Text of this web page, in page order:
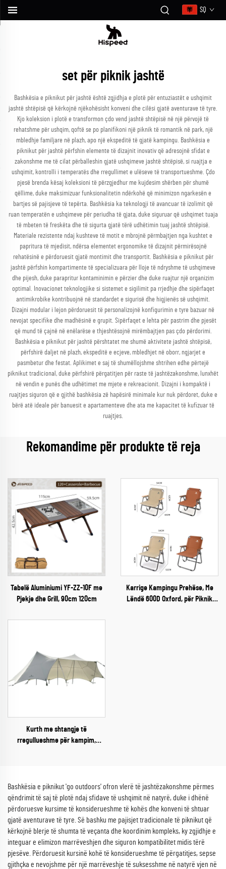
SQ
set për piknik jashtë
Bashkësia e piknikut për jashtë është zgjidhja e plotë për entuziastët e ushqimit
jashtë shtëpisë që kërkojnë njëkohësisht konveni dhe cilësi gjatë aventurave të tyre.
Kjo koleksion i plotë e transformon çdo vend jashtë shtëpisë në një përvojë të
rehatshme për ushqim, qoftë se po planifikoni një piknik të romantik në park, një
mbledhje familjare në plazh, apo një ekspeditë të gjatë kampingu. Bashkësia e
piknikut për jashtë përfshin elemente të dizajnit inovativ që adresojnë sfidat e
zakonshme me të cilat përballeshin gjatë ushqimeve jashtë shtëpisë, si ruajtja e
ushqimit, kontrolli i temperatës dhe rregullimet e ulëseve të transportueshme. Çdo
pjesë brenda kësaj koleksioni të përzgjedhur me kujdesim shërben për shumë
qëllime, duke maksimizuar funksionalitetin ndërkohë që minimizon ngarkesën e
bartjes së pajisjeve të tepërta. Bashkësia ka teknologji të avancuar të izolimit që
ruan temperatën e ushqimeve për periudha të gjata, duke siguruar që ushqimet tuaja
të mbeten të freskëta dhe të sigurta gjatë tërë udhëtimin tuaj jashtë shtëpisë.
Materiale rezistente ndaj kushteve të motit e mbrojnë përmbajtjen nga kushtet e
papritura të mjedisit, ndërsa elementet ergonomike të dizajnit përmirësojnë
rehatësinë e përdoruesit gjatë montimit dhe transportit. Bashkësia e piknikut për
jashtë përfshin kompartimente të specializuara për lloje të ndryshme të ushqimeve
dhe pijesh, duke parapritur kontaminimin e përzier dhe duke ruajtur një organizim
optimal. Inovacionet teknologjike si sistemet e sigilimit pa rrjedhje dhe sipërfaqet
antimikrobike kontribuojnë në standardet e sigurisë dhe higjienës së ushqimit.
Dizajni modular i lejon përdoruesit të personalizojnë konfigurimin e tyre bazuar në
nevojat specifike dhe madhësinë e grupit. Sipërfaqet e lehta për pastrim dhe pjesët
që mund të çajnë në enëlarëse e thjeshtësojnë mirëmbajtjen pas çdo përdorimi.
Bashkësia e piknikut për jashtë përshtatet me shumë aktivitete jashtë shtëpisë,
përfshirë daljet në plazh, ekspeditë e ecjeve, mbledhjet në oborr, ngjarjet e
pasmbetur dhe festat. Aplikimet e saj të shumëllojshme shtrihen edhe përtejë
piknikut tradicional, duke përfshirë përgatitjen për raste të jashtëzakonshme, lunxhët
në vendin e punës dhe udhëtimet me mjete e rekreacionit. Dizajni i kompaktë i
ruajtjes siguron që e gjithë bashkësia zë hapësirë minimale kur nuk përdoret, duke e
bërë atë ideale për banuesit e apartamenteve dhe ata me kapacitet të kufizuar të
ruajtjes.
Rekomandime për produkte të reja
Tabelë Aluminiumi YF-ZZ-10F me
Pjekje dhe Grill, 90cm 120cm
Karrige Kampingu Prehëse, Me
Lëndë 600D Oxford, për Piknik
Kurth me shtangje të
rregullueshme për kampim,
plazh, hije
Bashkësia e piknikut 'go outdoors' ofron vlerë të jashtëzakonshme përmes
qëndrimit të saj të plotë ndaj sfidave të ushqimit në natyrë, duke i dhënë
përdoruesve kursime të konsiderueshme të kohës dhe konveni të shtuar
gjatë aventurave të tyre. Së bashku me pajisjet tradicionale të piknikut që
kërkojnë blerje të shumta të veçanta dhe koordinim kompleks, ky zgjidhje e
integuar e elimizon marrëveshjen dhe siguron kompatibilitet midis tërë
pjesëve. Përdoruesit kursinë kohë të konsiderueshme të përgatitjes, sepse
gjithçka e nevojshme për një marrëveshje të suksesshme në natyrë vjen në